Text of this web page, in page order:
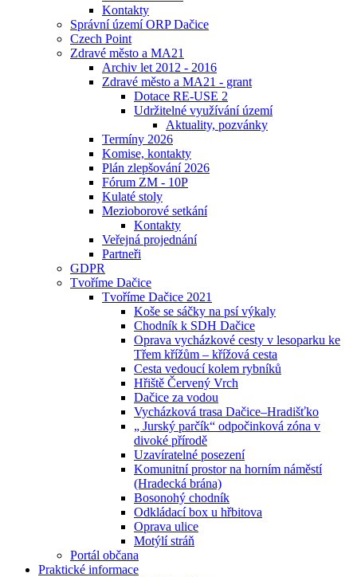
Kontakty
Správní území ORP Dačice
Czech Point
Zdravé město a MA21
Archiv let 2012 - 2016
Zdravé město a MA21 - grant
Dotace RE-USE 2
Udržitelné využívání území
Aktuality, pozvánky
Termíny 2026
Komise, kontakty
Plán zlepšování 2026
Fórum ZM - 10P
Kulaté stoly
Mezioborové setkání
Kontakty
Veřejná projednání
Partneři
GDPR
Tvoříme Dačice
Tvoříme Dačice 2021
Koše se sáčky na psí výkaly
Chodník k SDH Dačice
Oprava vycházkové cesty v lesoparku ke
Třem křížům – křížová cesta
Cesta vedoucí kolem rybníků
Hřiště Červený Vrch
Dačice za vodou
Vycházková trasa Dačice–Hradišťko
„ Jurský parčík“ odpočinková zóna v
divoké přírodě
Uzavíratelné posezení
Komunitní prostor na horním náměstí
(Hradecká brána)
Bosonohý chodník
Odkládací box u hřbitova
Oprava ulice
Motýlí stráň
Portál občana
Praktické informace